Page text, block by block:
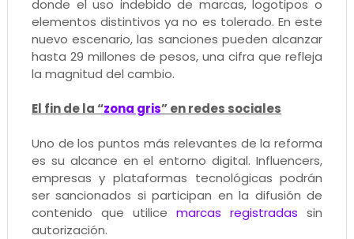
donde el uso indebido de marcas, logotipos o
elementos distintivos ya no es tolerado. En este
nuevo escenario, las sanciones pueden alcanzar
hasta 29 millones de pesos, una cifra que refleja
la magnitud del cambio.
El fin de la “zona gris” en redes sociales
Uno de los puntos más relevantes de la reforma
es su alcance en el entorno digital. Influencers,
empresas y plataformas tecnológicas podrán
ser sancionados si participan en la difusión de
contenido que utilice marcas registradas sin
autorización.